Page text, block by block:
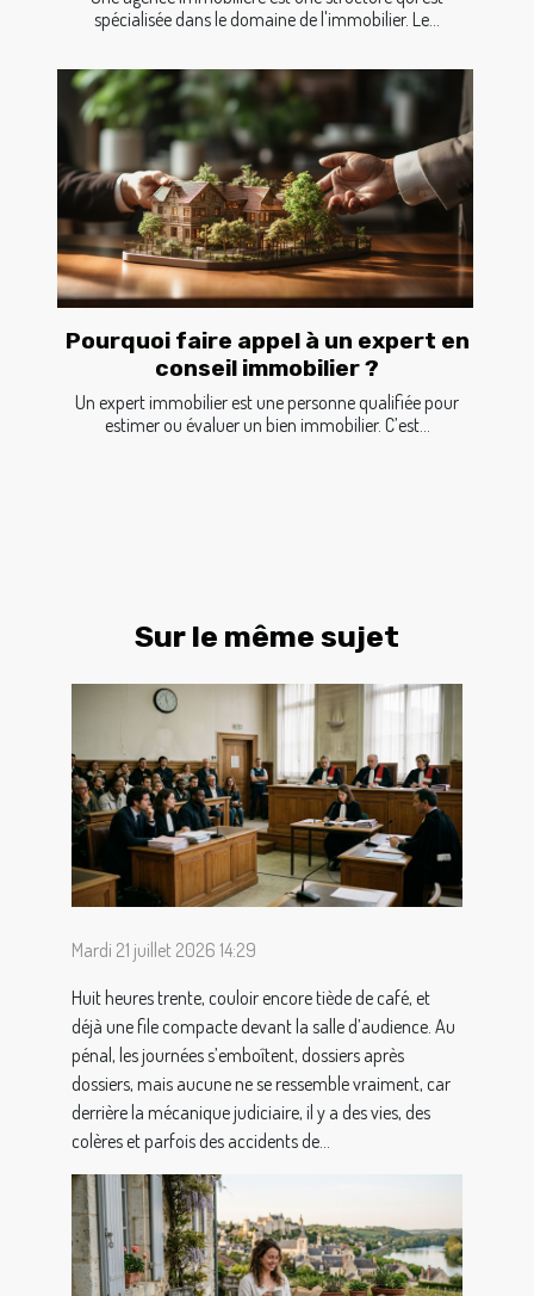
spécialisée dans le domaine de l'immobilier. Le...
Pourquoi faire appel à un expert en
conseil immobilier ?
Un expert immobilier est une personne qualifiée pour
estimer ou évaluer un bien immobilier. C’est...
Sur le même sujet
Mardi 21 juillet 2026 14:29
Huit heures trente, couloir encore tiède de café, et
déjà une file compacte devant la salle d’audience. Au
pénal, les journées s’emboîtent, dossiers après
dossiers, mais aucune ne se ressemble vraiment, car
derrière la mécanique judiciaire, il y a des vies, des
colères et parfois des accidents de...